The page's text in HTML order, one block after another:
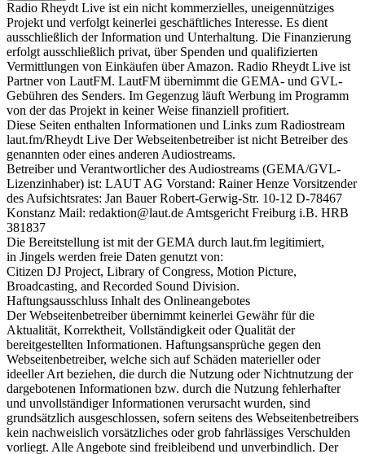
Radio Rheydt Live ist ein nicht kommerzielles, uneigennütziges
Projekt und verfolgt keinerlei geschäftliches Interesse. Es dient
ausschließlich der Information und Unterhaltung. Die Finanzierung
erfolgt ausschließlich privat, über Spenden und qualifizierten
Vermittlungen von Einkäufen über Amazon. Radio Rheydt Live ist
Partner von LautFM. LautFM übernimmt die GEMA- und GVL-
Gebühren des Senders. Im Gegenzug läuft Werbung im Programm
von der das Projekt in keiner Weise finanziell profitiert.
Diese Seiten enthalten Informationen und Links zum Radiostream
laut.fm/Rheydt Live Der Webseitenbetreiber ist nicht Betreiber des
genannten oder eines anderen Audiostreams.
Betreiber und Verantwortlicher des Audiostreams (GEMA/GVL-
Lizenzinhaber) ist: LAUT AG Vorstand: Rainer Henze Vorsitzender
des Aufsichtsrates: Jan Bauer Robert-Gerwig-Str. 10-12 D-78467
Konstanz Mail: redaktion@laut.de Amtsgericht Freiburg i.B. HRB
381837
Die Bereitstellung ist mit der GEMA durch laut.fm legitimiert,
in Jingels werden freie Daten genutzt von:
Citizen DJ Project, Library of Congress, Motion Picture,
Broadcasting, and Recorded Sound Division.
Haftungsausschluss Inhalt des Onlineangebotes
Der Webseitenbetreiber übernimmt keinerlei Gewähr für die
Aktualität, Korrektheit, Vollständigkeit oder Qualität der
bereitgestellten Informationen. Haftungsansprüche gegen den
Webseitenbetreiber, welche sich auf Schäden materieller oder
ideeller Art beziehen, die durch die Nutzung oder Nichtnutzung der
dargebotenen Informationen bzw. durch die Nutzung fehlerhafter
und unvollständiger Informationen verursacht wurden, sind
grundsätzlich ausgeschlossen, sofern seitens des Webseitenbetreibers
kein nachweislich vorsätzliches oder grob fahrlässiges Verschulden
vorliegt. Alle Angebote sind freibleibend und unverbindlich. Der